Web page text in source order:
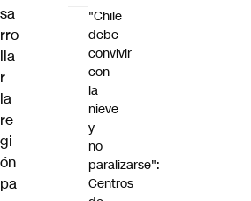
sa
rro
lla
r
la
re
gi
ón
pa
"Chile
debe
convivir
con
la
nieve
y
no
paralizarse":
Centros